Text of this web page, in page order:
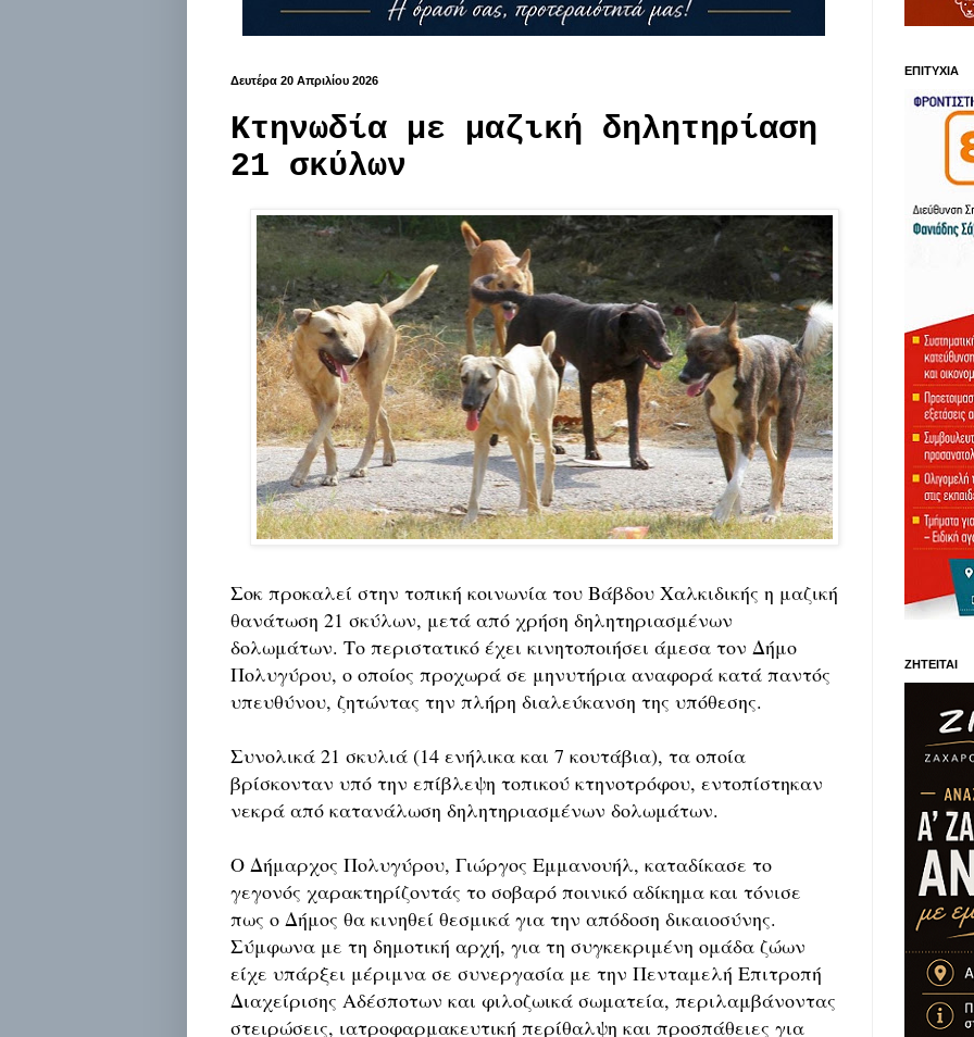
Δευτέρα 20 Απριλίου 2026
Κτηνωδία με μαζική δηλητηρίαση
21 σκύλων
Σοκ προκαλεί στην τοπική κοινωνία του Βάβδου Χαλκιδικής η μαζική
θανάτωση 21 σκύλων, μετά από χρήση δηλητηριασμένων
δολωμάτων. Το περιστατικό έχει κινητοποιήσει άμεσα τον Δήμο
Πολυγύρου, ο οποίος προχωρά σε μηνυτήρια αναφορά κατά παντός
υπευθύνου, ζητώντας την πλήρη διαλεύκανση της υπόθεσης.
Συνολικά 21 σκυλιά (14 ενήλικα και 7 κουτάβια), τα οποία
βρίσκονταν υπό την επίβλεψη τοπικού κτηνοτρόφου, εντοπίστηκαν
νεκρά από κατανάλωση δηλητηριασμένων δολωμάτων.
Ο Δήμαρχος Πολυγύρου, Γιώργος Εμμανουήλ, καταδίκασε το
γεγονός χαρακτηρίζοντάς το σοβαρό ποινικό αδίκημα και τόνισε
πως ο Δήμος θα κινηθεί θεσμικά για την απόδοση δικαιοσύνης.
Σύμφωνα με τη δημοτική αρχή, για τη συγκεκριμένη ομάδα ζώων
είχε υπάρξει μέριμνα σε συνεργασία με την Πενταμελή Επιτροπή
Διαχείρισης Αδέσποτων και φιλοζωικά σωματεία, περιλαμβάνοντας
στειρώσεις, ιατροφαρμακευτική περίθαλψη και προσπάθειες για
ΕΠΙΤΥΧΙΑ
ΖΗΤΕΙΤΑΙ